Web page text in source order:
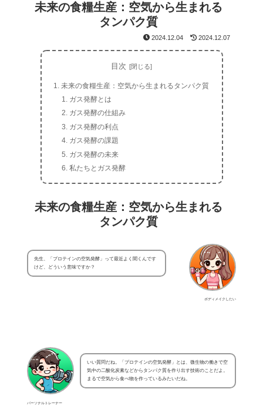
未来の食糧生産：空気から生まれる
タンパク質
2024.12.04 2024.12.07
目次
未来の食糧生産：空気から生まれるタンパク質
ガス発酵とは
ガス発酵の仕組み
ガス発酵の利点
ガス発酵の課題
ガス発酵の未来
私たちとガス発酵
未来の食糧生産：空気から生まれる
タンパク質
ボディメイクしたい
先生、「プロテインの空気発酵」って最近よく聞くんです
けど、どういう意味ですか？
パーソナルトレーナー
いい質問だね。「プロテインの空気発酵」とは、微生物の働きで空
気中の二酸化炭素などからタンパク質を作り出す技術のことだよ。
まるで空気から食べ物を作っているみたいだね。